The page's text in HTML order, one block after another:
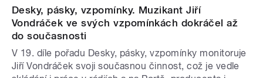
Desky, pásky, vzpomínky. Muzikant Jiří
Vondráček ve svých vzpomínkách dokráčel až
do současnosti
V 19. díle pořadu Desky, pásky, vzpomínky monitoruje
Jiří Vondráček svoji současnou činnost, což je vedle